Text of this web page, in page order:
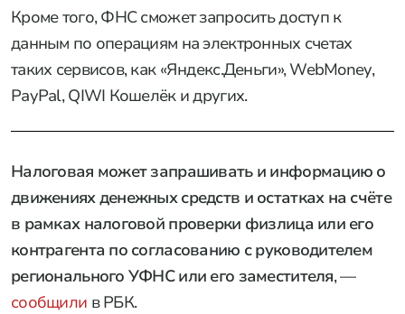
Кроме того, ФНС сможет запросить доступ к
данным по операциям на электронных счетах
таких сервисов, как «Яндекс.Деньги», WebMoney,
PayPal, QIWI Кошелёк и других.
Налоговая может запрашивать и информацию о
движениях денежных средств и остатках на счёте
в рамках налоговой проверки физлица или его
контрагента по согласованию с руководителем
регионального УФНС или его заместителя, —
сообщили в РБК.